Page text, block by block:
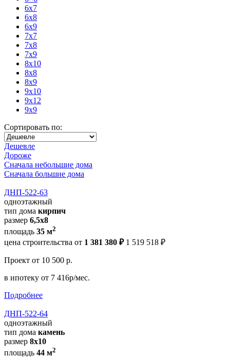
6x7
6x8
6x9
7x7
7x8
7x9
8x10
8x8
8x9
9x10
9x12
9x9
Сортировать по:
Дешевле
Дороже
Сначала небольшие дома
Сначала большие дома
ДНП-522-63
одноэтажный
тип дома кирпич
размер 6,5х8
площадь 35 м2
цена строительства от 1 381 380 ₽ 1 519 518 ₽
Проект от 10 500 р.
в ипотеку от 7 416р/мес.
Подробнее
ДНП-522-64
одноэтажный
тип дома камень
размер 8х10
площадь 44 м2